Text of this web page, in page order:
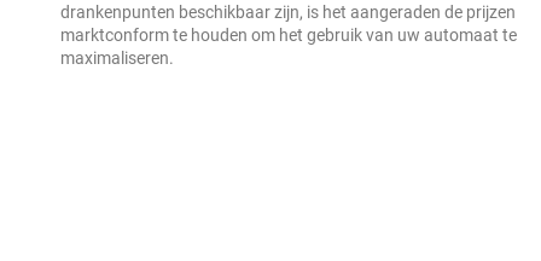
drankenpunten beschikbaar zijn, is het aangeraden de prijzen
marktconform te houden om het gebruik van uw automaat te
maximaliseren.